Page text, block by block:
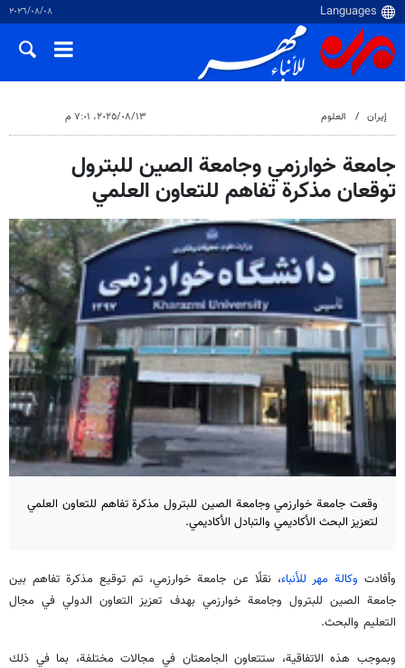
٠٨‏/٠٨‏/٢٠٢٦
إيران العلوم ١٣‏/٠٨‏/٢٠٢٥، ٧:٠١ م
جامعة خوارزمي وجامعة الصين للبترول
توقعان مذكرة تفاهم للتعاون العلمي
وقعت جامعة خوارزمي وجامعة الصين للبترول مذكرة تفاهم للتعاون العلمي
لتعزيز البحث الأكاديمي والتبادل الأكاديمي.
وأفادت وكالة مهر للأنباء، نقلًا عن جامعة خوارزمي، تم توقيع مذكرة تفاهم بين
جامعة الصين للبترول وجامعة خوارزمي بهدف تعزيز التعاون الدولي في مجال
التعليم والبحث.
وبموجب هذه الاتفاقية، ستتعاون الجامعتان في مجالات مختلفة، بما في ذلك